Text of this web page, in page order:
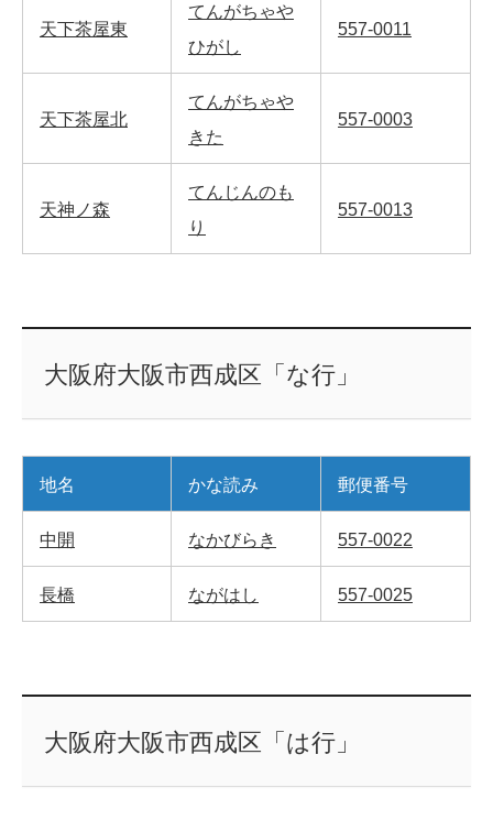
天下茶屋東
てんがちゃや
ひがし
557-0011
天下茶屋北
てんがちゃや
きた
557-0003
天神ノ森
てんじんのも
り
557-0013
大阪府大阪市西成区「な行」
地名 かな読み 郵便番号
中開 なかびらき 557-0022
長橋 ながはし 557-0025
大阪府大阪市西成区「は行」